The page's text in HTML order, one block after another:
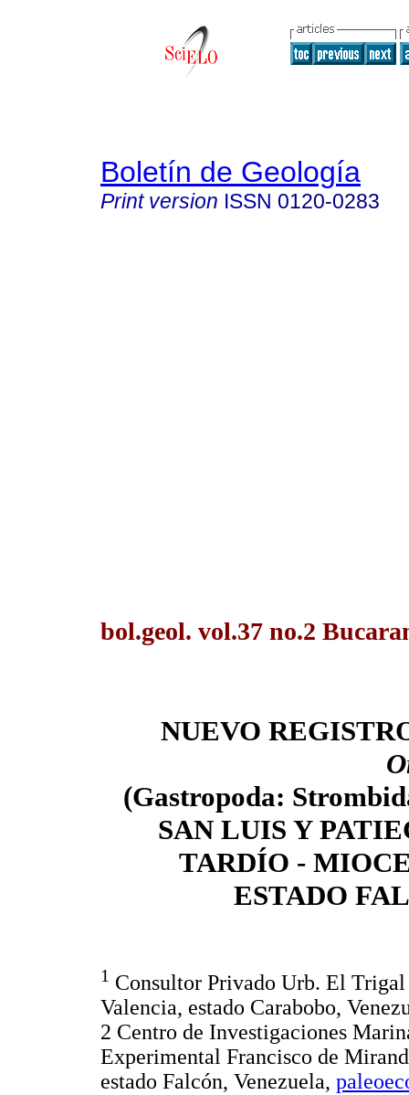
Boletín de Geología
Print version ISSN 0120-0283
bol.geol. vol.37 no.2
NUEVO
(Gastropoda:
SAN LUIS Y
TARDÍO -
ESTADO
1 Consultor Privado Urb. El
Valencia, estado Carabobo,
2 Centro de Investigaciones
Experimental Francisco de
estado Falcón, Venezuela,